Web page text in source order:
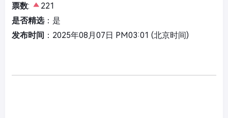
票数:
221
是否精选：是
发布时间 ：2025年08月07日 PM03:01 (北京时间)